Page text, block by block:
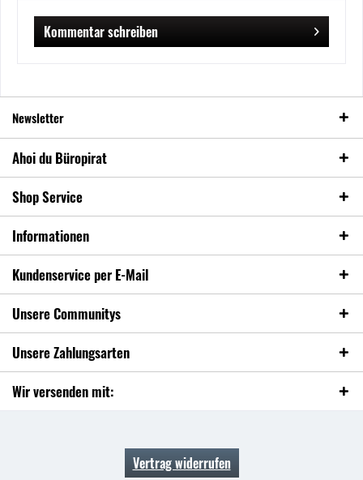
Kommentar schreiben
Newsletter
Ahoi du Büropirat
Shop Service
Informationen
Kundenservice per E-Mail
Unsere Communitys
Unsere Zahlungsarten
Wir versenden mit:
Vertrag widerrufen